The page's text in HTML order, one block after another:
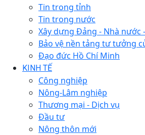
Tin trong tỉnh
Tin trong nước
Xây dựng Đảng - Nhà nước
Bảo vệ nền tảng tư tưởng
Đạo đức Hồ Chí Minh
KINH TẾ
Công nghiệp
Nông-Lâm nghiệp
Thương mại - Dịch vụ
Đầu tư
Nông thôn mới